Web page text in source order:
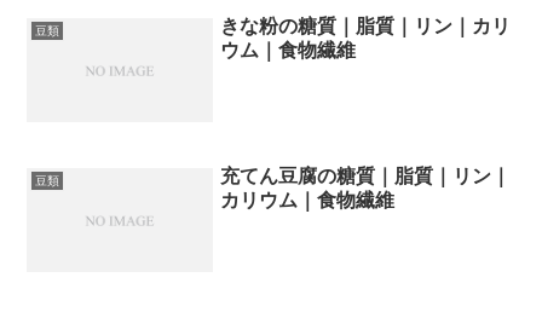
豆類
きな粉の糖質｜脂質｜リン｜カリ
ウム｜食物繊維
豆類
充てん豆腐の糖質｜脂質｜リン｜
カリウム｜食物繊維